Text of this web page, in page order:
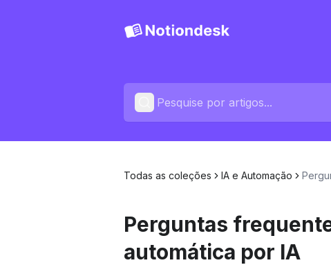
Todas as coleções IA e Automação
Perguntas
automática por IA